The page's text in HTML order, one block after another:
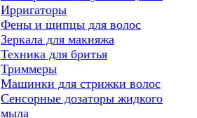
Ирригаторы
Фены и щипцы для волос
Зеркала для макияжа
Техника для бритья
Триммеры
Машинки для стрижки волос
Сенсорные дозаторы жидкого
мыла